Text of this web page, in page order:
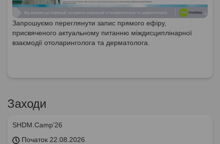
Запрошуємо переглянути запис прямого ефіру,
присвяченого актуальному питанню міждисциплінарної
взаємодії отоларинголога та дерматолога.
Заходи
SHDM.Camp’26
Початок 22.08.2026